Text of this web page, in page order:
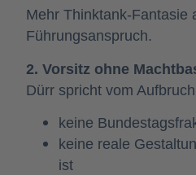
Mehr Thinktank-Fantasie
Führungsanspruch.
2. Vorsitz ohne
Dürr spricht vom
keine
keine reale
ist